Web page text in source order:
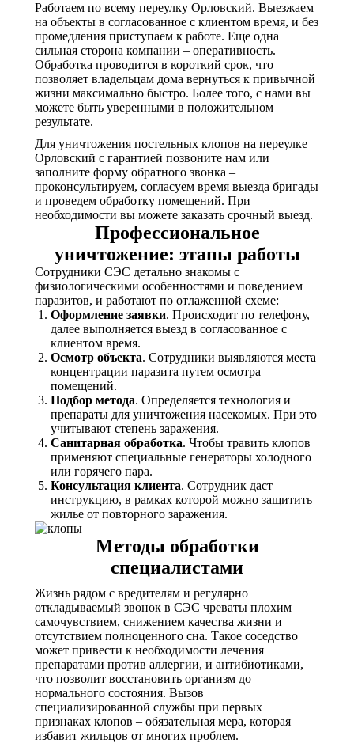
Работаем по всему переулку Орловский. Выезжаем
на объекты в согласованное с клиентом время, и без
промедления приступаем к работе. Еще одна
сильная сторона компании – оперативность.
Обработка проводится в короткий срок, что
позволяет владельцам дома вернуться к привычной
жизни максимально быстро. Более того, с нами вы
можете быть уверенными в положительном
результате.
Для уничтожения постельных клопов на переулке
Орловский с гарантией позвоните нам или
заполните форму обратного звонка –
проконсультируем, согласуем время выезда бригады
и проведем обработку помещений. При
необходимости вы можете заказать срочный выезд.
Профессиональное
уничтожение: этапы работы
Сотрудники СЭС детально знакомы с
физиологическими особенностями и поведением
паразитов, и работают по отлаженной схеме:
Оформление заявки. Происходит по телефону,
далее выполняется выезд в согласованное с
клиентом время.
Осмотр объекта. Сотрудники выявляются места
концентрации паразита путем осмотра
помещений.
Подбор метода. Определяется технология и
препараты для уничтожения насекомых. При это
учитывают степень заражения.
Санитарная обработка. Чтобы травить клопов
применяют специальные генераторы холодного
или горячего пара.
Консультация клиента. Сотрудник даст
инструкцию, в рамках которой можно защитить
жилье от повторного заражения.
Методы обработки
специалистами
Жизнь рядом с вредителям и регулярно
откладываемый звонок в СЭС чреваты плохим
самочувствием, снижением качества жизни и
отсутствием полноценного сна. Такое соседство
может привести к необходимости лечения
препаратами против аллергии, и антибиотиками,
что позволит восстановить организм до
нормального состояния. Вызов
специализированной службы при первых
признаках клопов – обязательная мера, которая
избавит жильцов от многих проблем.